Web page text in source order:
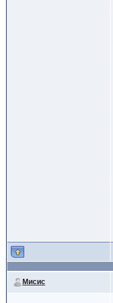
Мисис